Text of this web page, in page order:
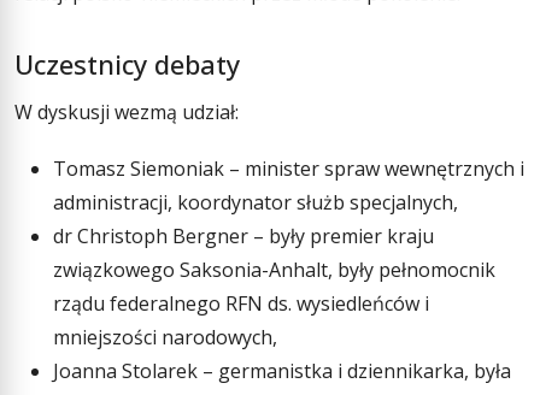
Uczestnicy debaty
W dyskusji wezmą udział:
Tomasz Siemoniak – minister spraw wewnętrznych i
administracji, koordynator służb specjalnych,
dr Christoph Bergner – były premier kraju
związkowego Saksonia-Anhalt, były pełnomocnik
rządu federalnego RFN ds. wysiedleńców i
mniejszości narodowych,
Joanna Stolarek – germanistka i dziennikarka, była